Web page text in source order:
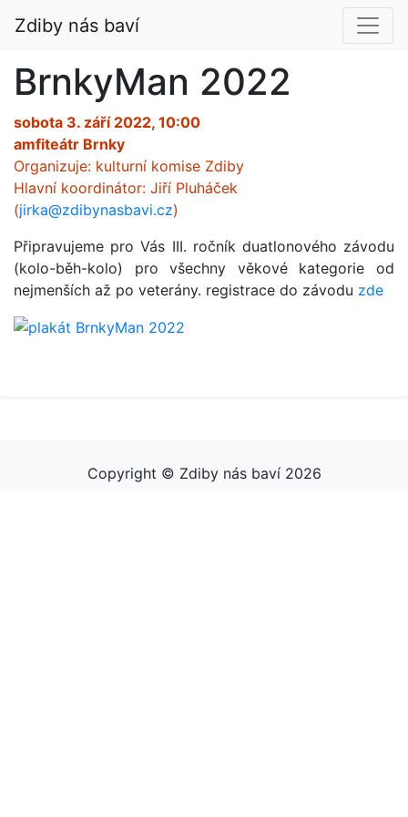
Zdiby nás baví
BrnkyMan 2022
sobota 3. září 2022, 10:00
amfiteátr Brnky
Organizuje: kulturní komise Zdiby
Hlavní koordinátor: Jiří Pluháček
(jirka@zdibynasbavi.cz)
Připravujeme pro Vás III. ročník duatlonového závodu
(kolo-běh-kolo) pro všechny věkové kategorie od
nejmenších až po veterány. registrace do závodu zde
Copyright © Zdiby nás baví 2026